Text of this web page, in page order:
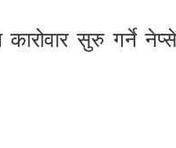
सुरु गर्ने